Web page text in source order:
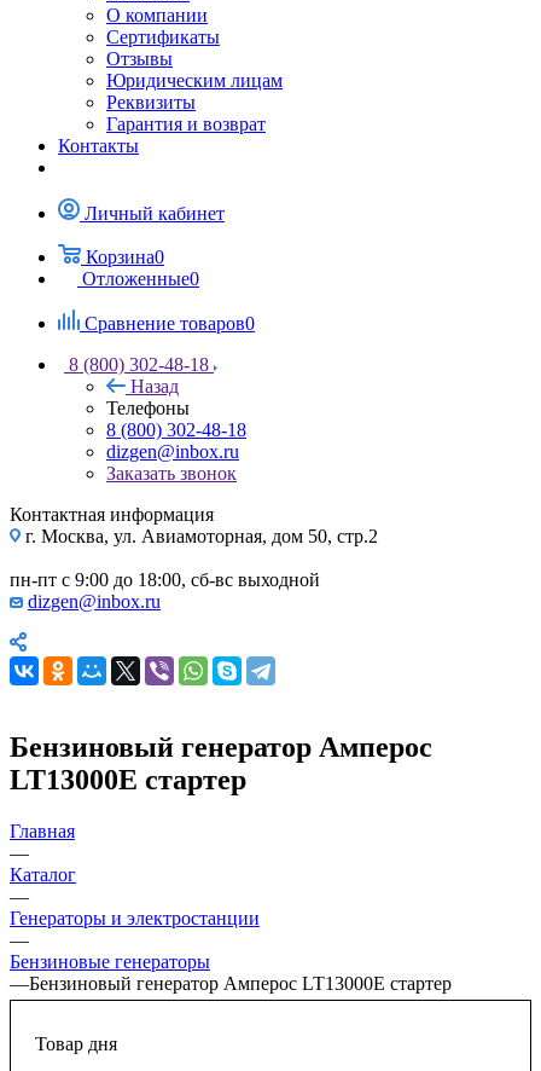
О компании
Сертификаты
Отзывы
Юридическим лицам
Реквизиты
Гарантия и возврат
Контакты
Личный кабинет
Корзина0
Отложенные0
Сравнение товаров0
8 (800) 302-48-18
Назад
Телефоны
8 (800) 302-48-18
dizgen@inbox.ru
Заказать звонок
Контактная информация
г. Москва, ул. Авиамоторная, дом 50, стр.2
пн-пт с 9:00 до 18:00, сб-вс выходной
dizgen@inbox.ru
Бензиновый генератор Амперос
LT13000E стартер
Главная
—
Каталог
—
Генераторы и электростанции
—
Бензиновые генераторы
—Бензиновый генератор Амперос LT13000E стартер
Товар дня